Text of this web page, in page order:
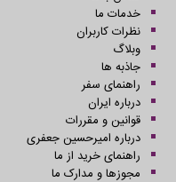
خدمات ما
نظرات کاربران
وبلاگ
جاذبه ها
راهنمای سفر
درباره ایران
قوانین و مقررات
درباره امیرحسین جعفری
راهنمای خرید از ما
مجوزها و مدارک ما